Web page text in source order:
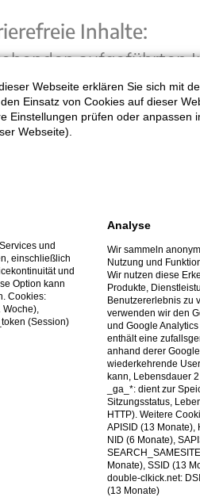
Inhalte:
aufgeführten
barrierefrei:
die über die
eingestellten
zu erstellen
und Kontakt
Barrieren auf
info@basshum.de
Webseite erklären Sie sich mit
Einsatz von Cookies auf dieser
Einstellungen prüfen oder
Webseite).
und
einschließlich
und
Option kann
Cookies:
(Session)
Analyse
Wir sammeln
Nutzung und
Wir nutzen diese
Produkte,
Benutzererlebnis zu
verwenden wir den
und Google
enthält eine
anhand derer
wiederkehrende
kann, Lebensdauer
_ga_*: dient zur
Sitzungsstatus,
HTTP). Weitere
APISID (13 Monate),
NID (6 Monate),
Monate), SSID (13
double-clkick.net:
(13 Monate)